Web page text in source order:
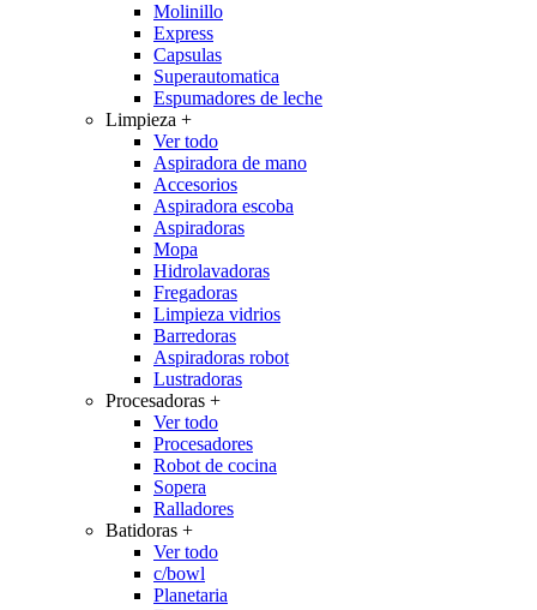
Molinillo
Express
Capsulas
Superautomatica
Espumadores de leche
Limpieza +
Ver todo
Aspiradora de mano
Accesorios
Aspiradora escoba
Aspiradoras
Mopa
Hidrolavadoras
Fregadoras
Limpieza vidrios
Barredoras
Aspiradoras robot
Lustradoras
Procesadoras +
Ver todo
Procesadores
Robot de cocina
Sopera
Ralladores
Batidoras +
Ver todo
c/bowl
Planetaria